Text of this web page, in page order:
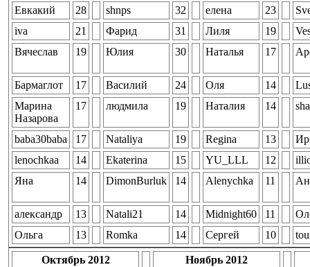
Евкакий
28 shnps 32 елена 23
iva
21 Фарид 31 Лиля 19
Вячеслав
19 Юлия 30 Наталья 17
Бармаглот 17 Василий 24 Оля 14
Марина
Назарова
17 людмила 19 Наталия 14
baba30baba 17 Nataliya 19 Regina 13
lenochkaa
14 Ekaterina 15 YU_LLL 12
Яна
14 DimonBurluk 14 Alenychka 11
александр 13 Natali21 14 Midnight60 11
Ольга
13 Romka 14 Сергей 10
Октябрь 2012
Ноябрь 2012